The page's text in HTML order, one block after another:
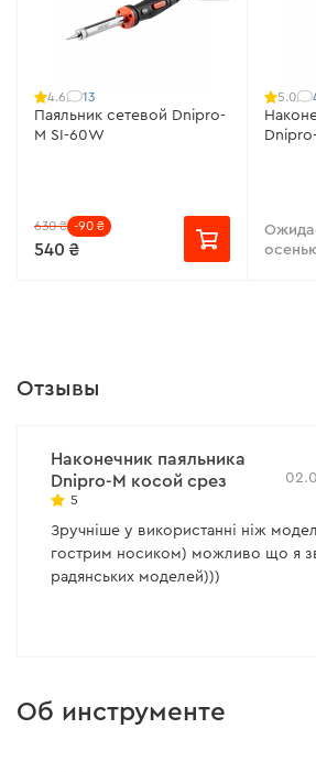
4.6 13
Паяльник сетевой Dnipro-
M SI-60W
630 ₴ -90 ₴
540 ₴
5.0
Отзывы
Наконечник паяльника
Dnipro-M косой срез
5
Зручніше у використанні ніж
гострим носиком) можливо що я
радянських моделей)))
Об инструменте